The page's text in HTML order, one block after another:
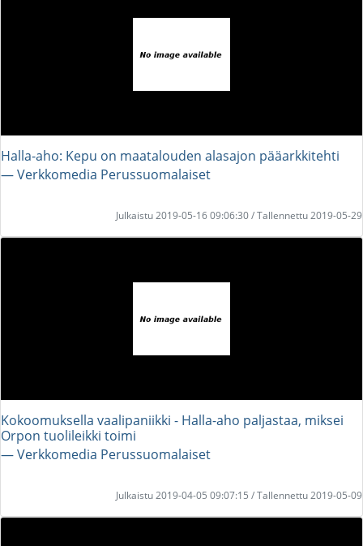
Halla-aho: Kepu on maatalouden alasajon pääarkkitehti
― Verkkomedia Perussuomalaiset
Julkaistu 2019-05-16 09:06:30 / Tallennettu 2019-05-29
Kokoomuksella vaalipaniikki - Halla-aho paljastaa, miksei
Orpon tuolileikki toimi
― Verkkomedia Perussuomalaiset
Julkaistu 2019-04-05 09:07:15 / Tallennettu 2019-05-09